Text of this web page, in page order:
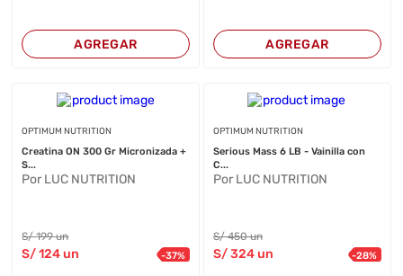
AGREGAR AGREGAR
OPTIMUM NUTRITION
Creatina ON 300 Gr Micronizada +
S...
Por LUC NUTRITION
S/199 un
S/124 un -37%
OPTIMUM NUTRITION
Serious Mass 6 LB - Vainilla con
C...
Por LUC NUTRITION
S/450 un
S/324un -28%